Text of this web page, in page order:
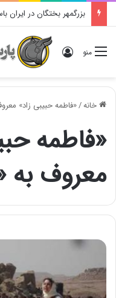
بزرگمهر بختگان در ایران
منو ورود
خانه/«فاطمه حبیبی زاد»
«فاطمه
معروف به